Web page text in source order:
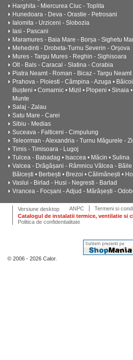
Harghita - Miercurea Ciuc - Toplita
Hunedoara - Deva - Orastie - Petrosani
Ialomita - Urziceni - Slobozia
Iasi - Pascani
Maramures - Baia Mare - Borșa - Sighetu
Mehedinti - Drobeta-Turnu Severin - Orșova
Mures - Targu Mures - Reghin - Sighisoara
Olt - Bals - Caracal - Slatina - Corabia
Piatra Neamt - Roman - Bicaz - Targu Neamt
Prahova - Ploiesti - Câmpina - Azuga •
Bușteni • Comarnic • Mizil • Plopeni • Sinaia
Munte
Salaj - Zalau
Satu Mare - Carei
Sibiu - Medias
Suceava - Falticeni - Cimpulung
Teleorman - Alexandria - Turnu Măgurele -
Timis - Timisoara - Lugoj
Tulcea - Babadag • Isaccea • Măcin • Sulina
Valcea - Drăgășani - Râmnicu Vâlcea - Băile
Bălcești • Berbești • Brezoi • Călimănești •
Vaslui - Birlad - Husi - Negresti - Barlad
Vrancea - Focșani - Adjud - Mărășești -
Versiune desktop ANPC Termeni si
Catalogul de instalatii termice, ventilatie si
Politica de confidentialitate
© 2006 - 2026 Calor.